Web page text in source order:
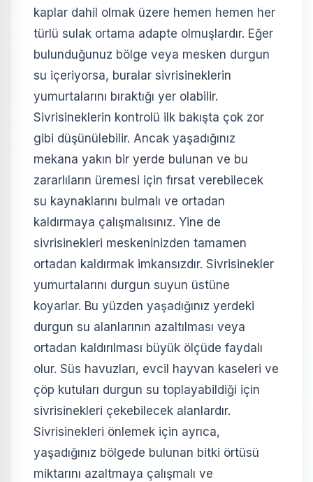
kaplar dahil olmak üzere hemen hemen her
türlü sulak ortama adapte olmuşlardır. Eğer
bulunduğunuz bölge veya mesken durgun
su içeriyorsa, buralar sivrisineklerin
yumurtalarını bıraktığı yer olabilir.
Sivrisineklerin kontrolü ilk bakışta çok zor
gibi düşünülebilir. Ancak yaşadığınız
mekana yakın bir yerde bulunan ve bu
zararlıların üremesi için fırsat verebilecek
su kaynaklarını bulmalı ve ortadan
kaldırmaya çalışmalısınız. Yine de
sivrisinekleri meskeninizden tamamen
ortadan kaldırmak imkansızdır. Sivrisinekler
yumurtalarını durgun suyun üstüne
koyarlar. Bu yüzden yaşadığınız yerdeki
durgun su alanlarının azaltılması veya
ortadan kaldırılması büyük ölçüde faydalı
olur. Süs havuzları, evcil hayvan kaseleri ve
çöp kutuları durgun su toplayabildiği için
sivrisinekleri çekebilecek alanlardır.
Sivrisinekleri önlemek için ayrıca,
yaşadığınız bölgede bulunan bitki örtüsü
miktarını azaltmaya çalışmalı ve